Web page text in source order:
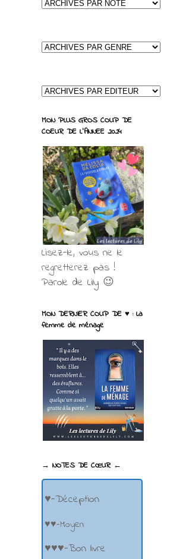
MON PLUS GROS COUP DE
COEUR DE L'ANNEE 2024
Lisez-le, vous ne le
regretterez pas !
Parole de Lily 😉
MON DERNIER COUP DE ♥ : La
femme de ménage
→ NOTES DE CŒUR ←
♥-Déception
♥♥-Moyen
♥♥♥-Bon livre